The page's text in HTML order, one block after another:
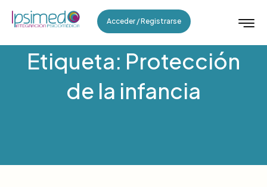
Acceder / Registrarse
Etiqueta: Protección
de la infancia